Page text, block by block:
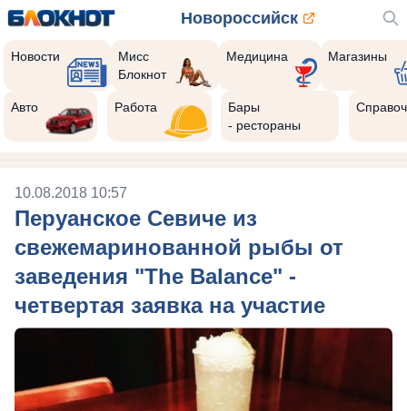
Новороссийск
Новости
Мисс
Блокнот
Медицина Магазины
Авто Работа
Бары
- рестораны
10.08.2018 10:57
Перуанское Севиче из
свежемаринованной рыбы от
заведения "The Balance" -
четвертая заявка на участие